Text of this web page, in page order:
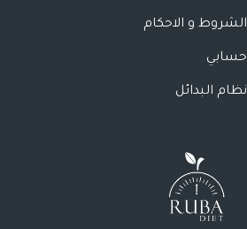
الشروط و الاحكام
حسابي
نظام البدائل